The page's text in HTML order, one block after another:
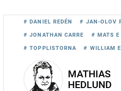
# DANIEL REDÉN # JAN-OLOV
# JONATHAN CARRE # MATS E
# TOPPLISTORNA # WILLIAM
MATHIAS
HEDLUND